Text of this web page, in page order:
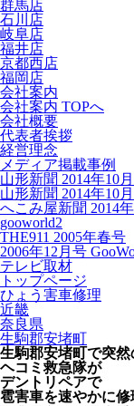
群馬店
石川店
岐阜店
福井店
京都西店
福岡店
会社案内
会社案内 TOPへ
会社概要
代表者挨拶
経営理念
メディア掲載事例
山形新聞 2014年10月
山形新聞 2014年10月
へこみ屋新聞 2014
gooworld2
THE911 2005年春号
2006年12月号
テレビ取材
トップページ
ひょう害車修理
近畿
奈良県
生駒郡安堵町
生駒郡安堵町で突然
ヘコミ救急隊が
デントリペアで
雹害車を速やかに修